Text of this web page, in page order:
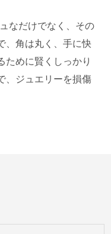
なだけでなく、その
、角は丸く、手に快
ために賢くしっかり
、ジュエリーを損傷